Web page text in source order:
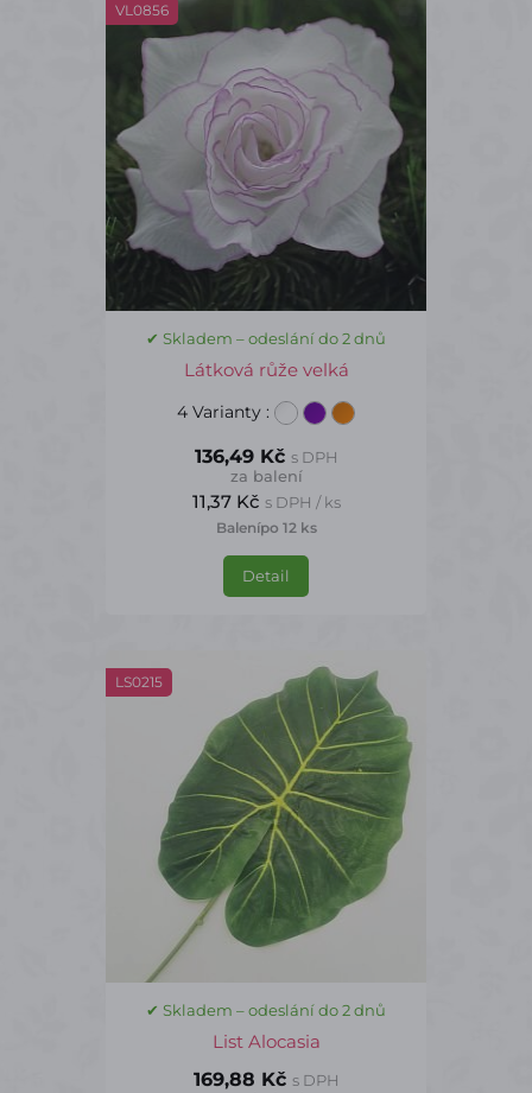
VL0856
✔ Skladem – odeslání do 2 dnů
Látková růže velká
4 Varianty :
136,49 Kč s DPH
za balení
11,37 Kč s DPH / ks
Balenípo 12 ks
Detail
LS0215
✔ Skladem – odeslání do 2 dnů
List Alocasia
169,88 Kč s DPH